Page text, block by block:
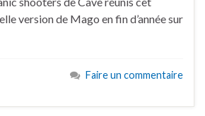
version de Mago en fin d’année sur
Faire un commentaire